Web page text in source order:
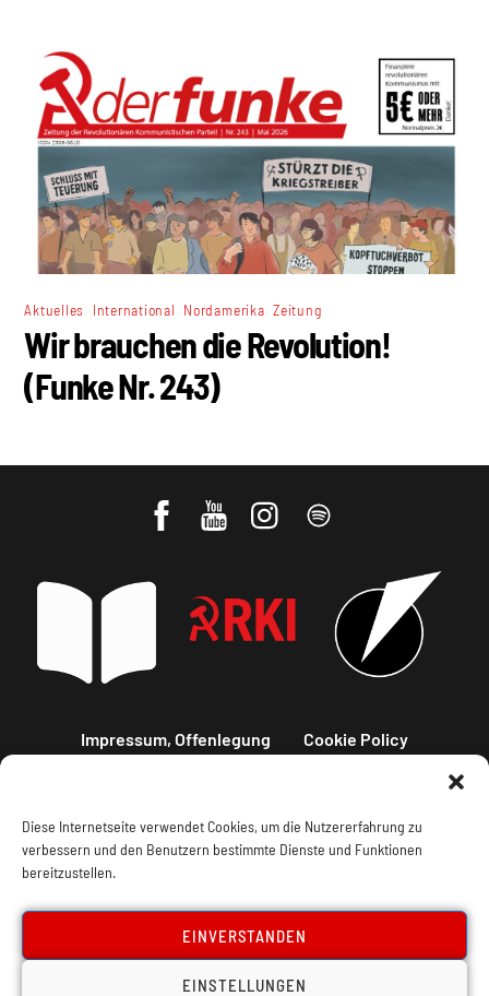
Diese Internetseite verwendet Cookies, um die Nutzererfahrung zu
verbessern und den Benutzern bestimmte Dienste und Funktionen
bereitzustellen.
EINVERSTANDEN
EINSTELLUNGEN
Aktuelles International Nordamerika ,Zeitung
Wir brauchen die Revolution!
(Funke Nr. 243)
Impressum, Offenlegung Cookie Policy